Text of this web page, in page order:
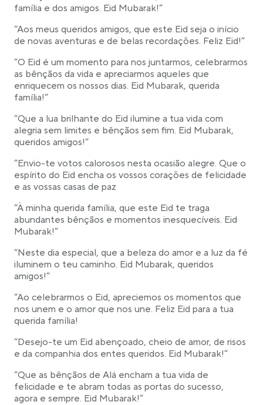
família e dos amigos. Eid Mubarak!”
“Aos meus queridos amigos, que este Eid seja o início
de novas aventuras e de belas recordações. Feliz Eid!”
“O Eid é um momento para nos juntarmos, celebrarmos
as bênçãos da vida e apreciarmos aqueles que
enriquecem os nossos dias. Eid Mubarak, querida
família!”
“Que a lua brilhante do Eid ilumine a tua vida com
alegria sem limites e bênçãos sem fim. Eid Mubarak,
queridos amigos!”
“Envio-te votos calorosos nesta ocasião alegre. Que o
espírito do Eid encha os vossos corações de felicidade
e as vossas casas de paz
“À minha querida família, que este Eid te traga
abundantes bênçãos e momentos inesquecíveis. Eid
Mubarak!”
“Neste dia especial, que a beleza do amor e a luz da fé
iluminem o teu caminho. Eid Mubarak, queridos
amigos!”
“Ao celebrarmos o Eid, apreciemos os momentos que
nos unem e o amor que nos une. Feliz Eid para a tua
querida família!
“Desejo-te um Eid abençoado, cheio de amor, de risos
e da companhia dos entes queridos. Eid Mubarak!”
“Que as bênçãos de Alá encham a tua vida de
felicidade e te abram todas as portas do sucesso,
agora e sempre. Eid Mubarak!”